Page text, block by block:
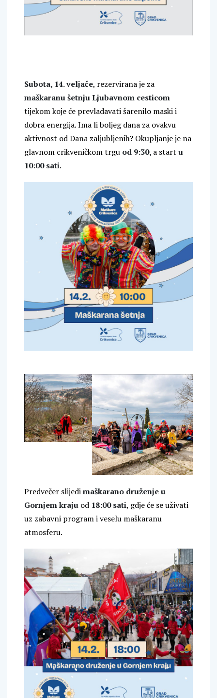
Subota, 14. veljače, rezervirana je za
maškaranu šetnju Ljubavnom cesticom
tijekom koje će prevladavati šarenilo maski i
dobra energija. Ima li boljeg dana za ovakvu
aktivnost od Dana zaljubljenih? Okupljanje je na
glavnom crikveničkom trgu od 9:30, a start u
10:00 sati.
Predvečer slijedimaškarano druženje u
Gornjem kraju od 18:00 sati, gdje će se uživati
uz zabavni program i veselu maškaranu
atmosferu.